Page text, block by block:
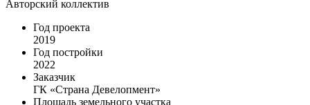
Авторский коллектив
Год проекта
2019
Год постройки
2022
Заказчик
ГК «Страна Девелопмент»
Площадь земельного участка